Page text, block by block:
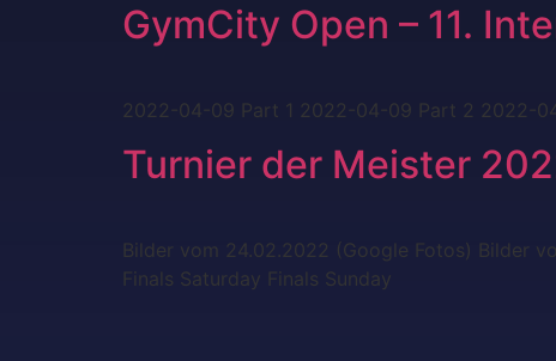
GymCity Open – 11.
2022-04-09 Part 1 2022-04-09 Part 2 2022-
Turnier der Meister
Bilder vom 24.02.2022 (Google Fotos) Bilder
Finals Saturday Finals Sunday